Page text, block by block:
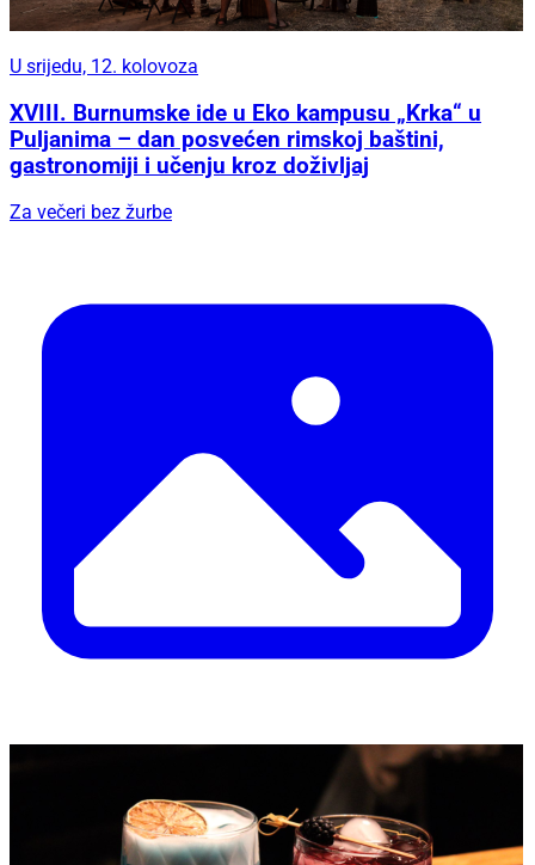
U srijedu, 12. kolovoza
XVIII. Burnumske ide u Eko kampusu „Krka“ u
Puljanima – dan posvećen rimskoj baštini,
gastronomiji i učenju kroz doživljaj
Za večeri bez žurbe